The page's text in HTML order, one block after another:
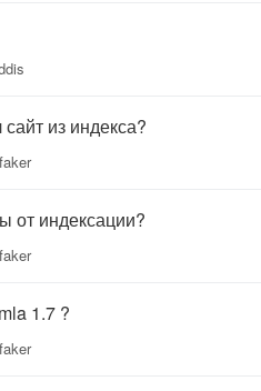
из индекса?
от индексации?
1.7 ?